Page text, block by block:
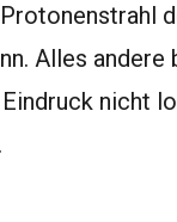
Alles andere
nicht